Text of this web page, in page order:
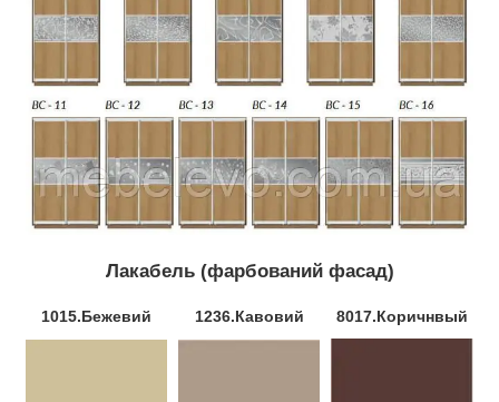
Лакабель(фарбований фасад)
1015.Бежевий 1236.Кавовий 8017.Коричнвый